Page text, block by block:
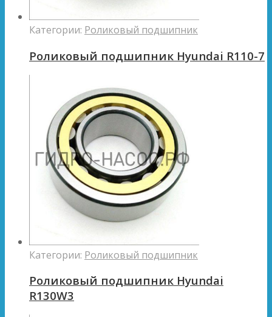
Категории: Роликовый подшипник
Роликовый подшипник Hyundai R110-7
Категории: Роликовый подшипник
Роликовый подшипник Hyundai
R130W3